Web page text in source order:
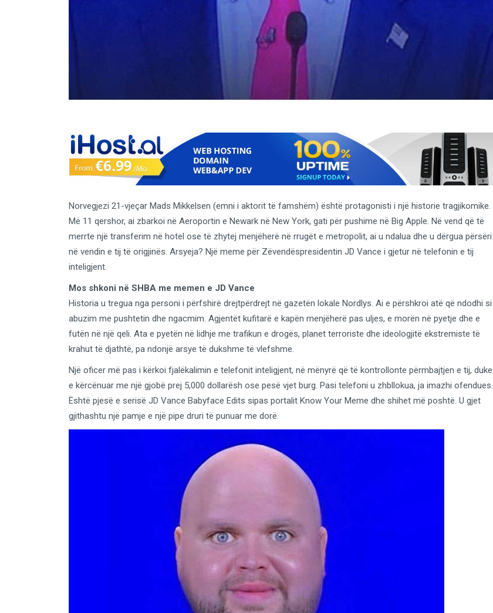
Norvegjezi 21-vjeçar Mads Mikkelsen (emni i aktorit të famshëm) është protagonisti i një historie tragjikomike.
Më 11 qershor, ai zbarkoi në Aeroportin e Newark në New York, gati për pushime në Big Apple. Në vend që të
merrte një transferim në hotel ose të zhytej menjëherë në rrugët e metropolit, ai u ndalua dhe u dërgua përsëri
në vendin e tij të origjinës. Arsyeja? Një meme për Zëvendëspresidentin JD Vance i gjetur në telefonin e tij
inteligjent.
Mos shkoni në SHBA me memen e JD Vance
Historia u tregua nga personi i përfshirë drejtpërdrejt në gazetën lokale Nordlys. Ai e përshkroi atë që ndodhi si
abuzim me pushtetin dhe ngacmim. Agjentët kufitarë e kapën menjëherë pas uljes, e morën në pyetje dhe e
futën në një qeli. Ata e pyetën në lidhje me trafikun e drogës, planet terroriste dhe ideologjitë ekstremiste të
krahut të djathtë, pa ndonjë arsye të dukshme të vlefshme.
Një oficer më pas i kërkoi fjalëkalimin e telefonit inteligjent, në mënyrë që të kontrollonte përmbajtjen e tij, duke
e kërcënuar me një gjobë prej 5,000 dollarësh ose pesë vjet burg. Pasi telefoni u zhbllokua, ja imazhi ofendues.
Është pjesë e serisë JD Vance Babyface Edits sipas portalit Know Your Meme dhe shihet më poshtë. U gjet
gjithashtu një pamje e një pipe druri të punuar me dorë.